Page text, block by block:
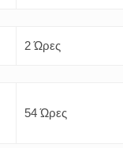
2 Ώρες
54 Ώρες